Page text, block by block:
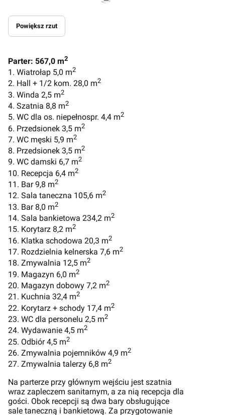
Powiększ rzut
Parter: 567,0 m2
1. Wiatrołap 5,0 m2
2. Hall + 1/2 kom. 28,0 m2
3. Winda 2,5 m2
4. Szatnia 8,8 m2
5. WC dla os. niepełnospr. 4,4 m2
6. Przedsionek 3,5 m2
7. WC męski 5,9 m2
8. Przedsionek 3,5 m2
9. WC damski 6,7 m2
10. Recepcja 6,4 m2
11. Bar 9,8 m2
12. Sala taneczna 105,6 m2
13. Bar 8,0 m2
14. Sala bankietowa 234,2 m2
15. Korytarz 8,2 m2
16. Klatka schodowa 20,3 m2
17. Rozdzielnia kelnerska 7,6 m2
18. Zmywalnia 12,5 m2
19. Magazyn 6,0 m2
20. Magazyn dobowy 7,2 m2
21. Kuchnia 32,4 m2
22. Korytarz + schody 17,4 m2
23. WC dla personelu 2,5 m2
24. Wydawanie 4,5 m2
25. Odbiór 4,5 m2
26. Zmywalnia pojemników 4,9 m2
27. Zmywalnia talerzy 6,8 m2
Na parterze przy głównym wejściu jest szatnia
wraz zapleczem sanitarnym, a za nią recepcja dla
gości. Obok recepcji są dwa bary obsługujące
sale taneczną i bankietową. Za przygotowanie